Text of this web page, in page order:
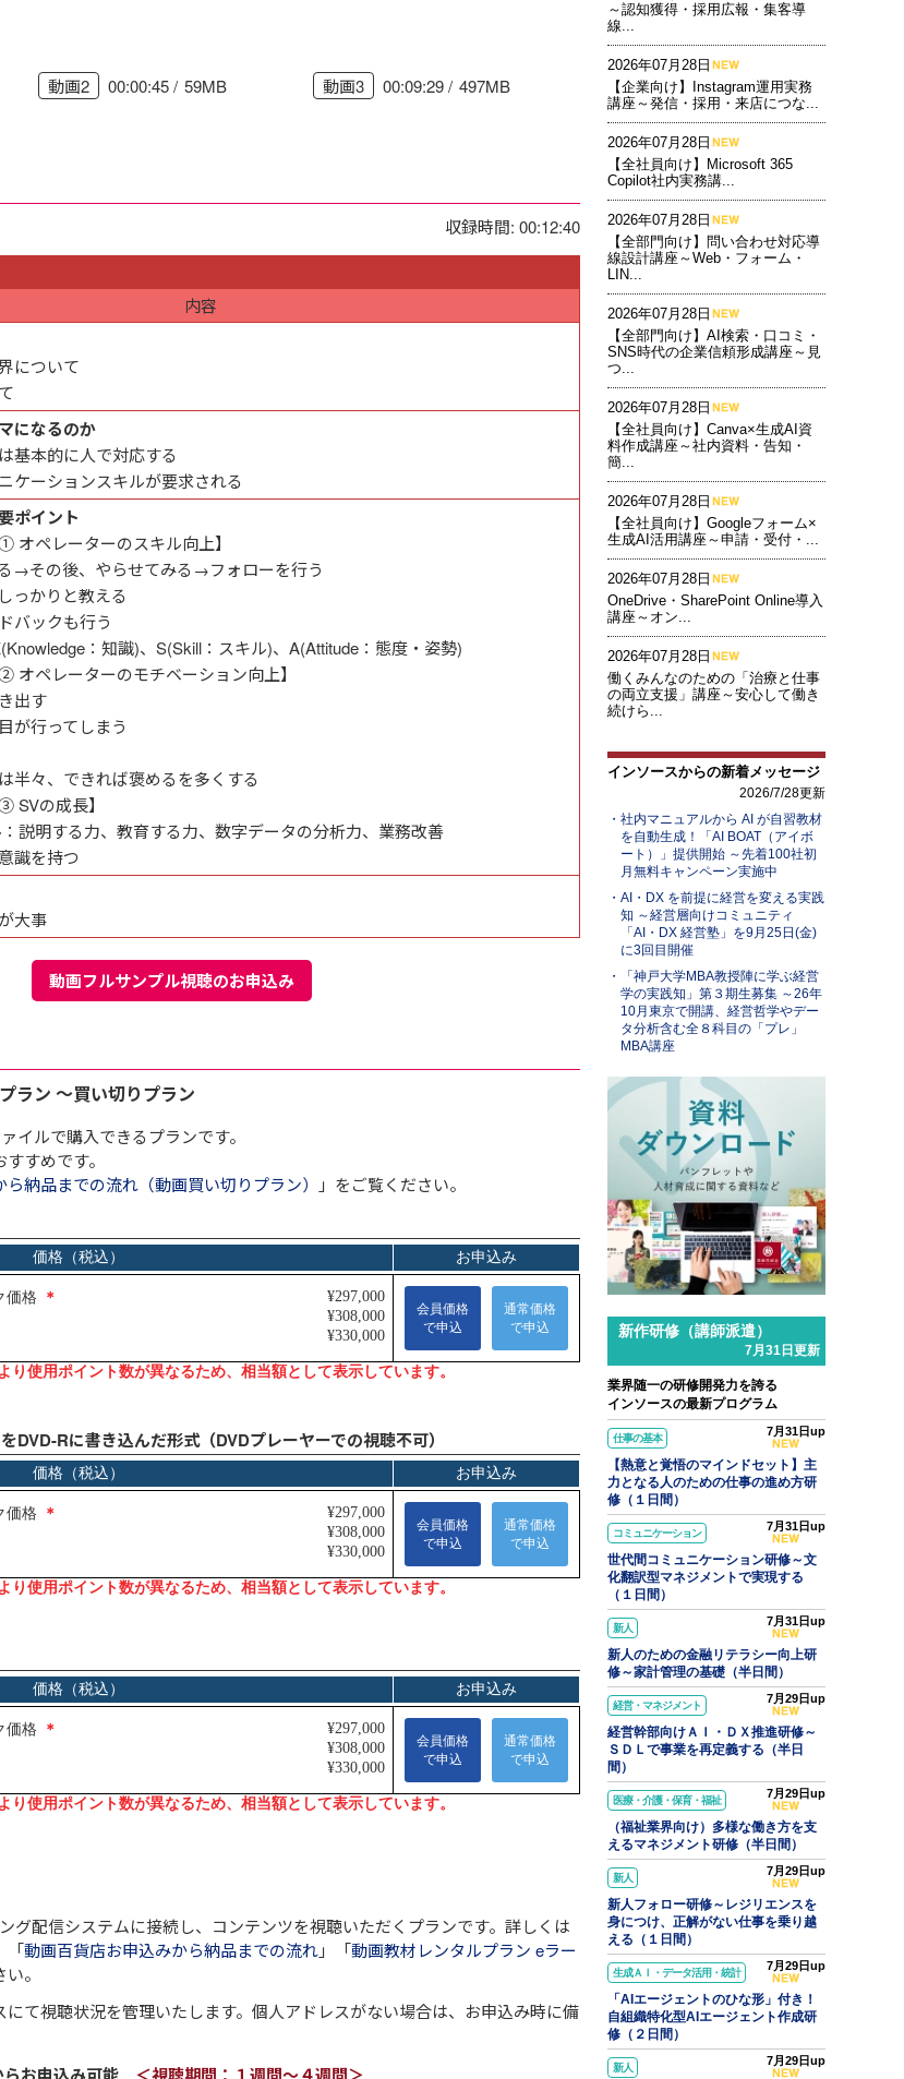
動画2 00:00:45 59MB 動画3 00:09:29
497MB
収録時間: 00:12:40
内容
について
になるのか
基本的に人で対応する
ケーションスキルが要求される
ポイント
オペレーターのスキル向上】
→その後、やらせてみる→フォローを行う
っかりと教える
バックも行う
：知識)、S(Skill：スキル)、A(Attitude：態度・姿勢)
オペレーターのモチベーション向上】
出す
が行ってしまう
半々、できれば褒めるを多くする
SVの成長】
説明する力、教育する力、数字データの分析力、業務改善
識を持つ
大事
動画フルサンプル視聴のお申込み
ラン ～買い切りプラン
イルで購入できるプランです。
すめです。
納品までの流れ（動画買い切りプラン） 」をご覧ください。
DVD-Rに書き込んだ形式（DVDプレーヤーでの視聴不可）
グ配信システムに接続し、コンテンツを視聴いただくプランです。詳しくは
「動画百貨店お申込みから納品までの流れ」「動画教材レンタルプラン eラー
。
て視聴状況を管理いたします。個人アドレスがない場合は、お申込み時に備
～認知獲得・採用広報・集客導
線...
2026年07月28日
【企業向け】Instagram運用実務
講座～発信・採用・来店につな...
2026年07月28日
【全社員向け】Microsoft 365
Copilot社内実務講...
2026年07月28日
【全部門向け】問い合わせ対応導
線設計講座～Web・フォーム・
LIN...
2026年07月28日
【全部門向け】AI検索・口コミ・
SNS時代の企業信頼形成講座～見
つ...
2026年07月28日
【全社員向け】Canva×生成AI資
料作成講座～社内資料・告知・
簡...
2026年07月28日
【全社員向け】Googleフォーム×
生成AI活用講座～申請・受付・...
2026年07月28日
OneDrive・SharePoint Online導入
講座～オン...
2026年07月28日
働くみんなのための「治療と仕事
の両立支援」講座～安心して働き
続けら...
インソースからの新着メッセージ
2026/7/28更新
社内マニュアルから AI が自習教材
を自動生成！「AI BOAT（アイボ
ート）」提供開始 ～先着100社初
月無料キャンペーン実施中
AI・DX を前提に経営を変える実践
知 ～経営層向けコミュニティ
「AI・DX 経営塾」を9月25日(金)
に3回目開催
「神戸大学MBA教授陣に学ぶ経営
学の実践知」第３期生募集 ～26年
10月東京で開講、経営哲学やデー
タ分析含む全８科目の「プレ」
MBA講座
コラム「パワークエリでできること
～Excelの面倒な繰り返し作業を自
新作研修（講師派遣）
7月31日更新
業界随一の研修開発力を誇る
インソースの最新プログラム
仕事の基本 7月31日up
【熱意と覚悟のマインドセット】主
力となる人のための仕事の進め方研
修（１日間）
コミュニケーション 7月31日up
世代間コミュニケーション研修～文
化翻訳型マネジメントで実現する
（１日間）
新人 7月31日up
新人のための金融リテラシー向上研
修～家計管理の基礎（半日間）
経営・マネジメント 7月29日up
経営幹部向けＡＩ・ＤＸ推進研修～
ＳＤＬで事業を再定義する（半日
間）
医療・介護・保育・福祉 7月29日up
（福祉業界向け）多様な働き方を支
えるマネジメント研修（半日間）
新人 7月29日up
新人フォロー研修～レジリエンスを
身につけ、正解がない仕事を乗り越
える（１日間）
生成ＡＩ・データ活用・統計 7月29日up
「AIエージェントのひな形」付き！
自組織特化型AIエージェント作成研
修（２日間）
新人 7月29日up